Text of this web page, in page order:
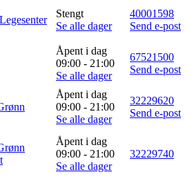
Stengt
Se alle dager
40001598
Send e-post
Åpent i dag
09:00 - 21:00
Se alle dager
67521500
Send e-post
Åpent i dag
09:00 - 21:00
Se alle dager
32229620
Send e-post
Åpent i dag
09:00 - 21:00
Se alle dager
32229740